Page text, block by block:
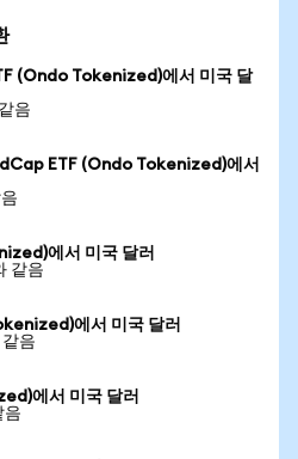
(Ondo Tokenized)에서 미국 달
음
ETF (Ondo Tokenized)에서
에서 미국 달러
같음
에서 미국 달러
음
에서 미국 달러
음